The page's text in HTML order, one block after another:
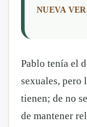
NUEVA
Pablo tenía el
sexuales, pero
tienen; de no
de mantener